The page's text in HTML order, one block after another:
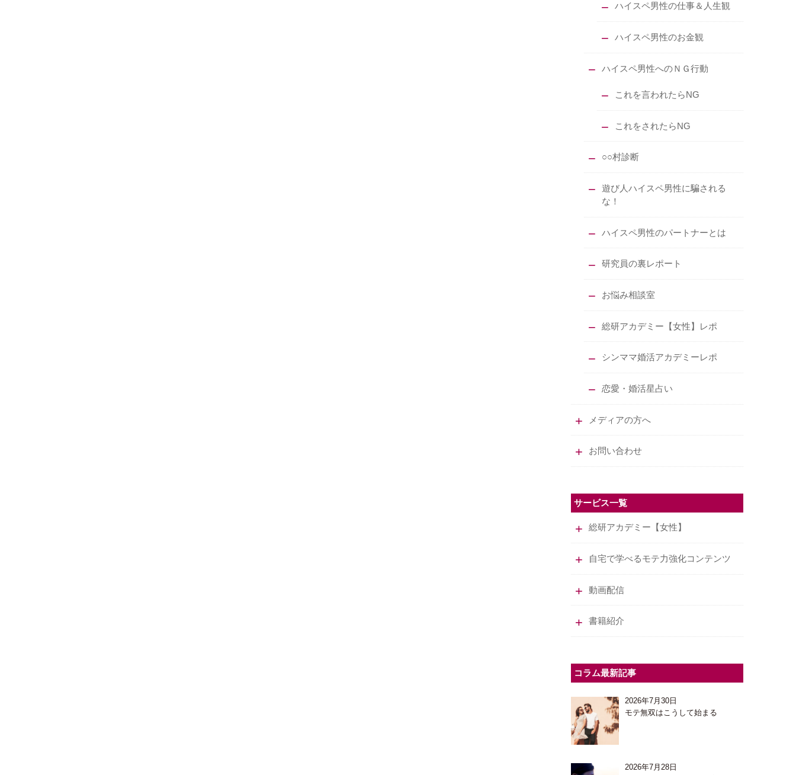
ハイスペ男性の仕事＆人生観
ハイスペ男性のお金観
ハイスペ男性へのＮＧ行動
これを言われたらNG
これをされたらNG
○○村診断
遊び人ハイスペ男性に騙される
な！
ハイスペ男性のパートナーとは
研究員の裏レポート
お悩み相談室
総研アカデミー【女性】レポ
シンママ婚活アカデミーレポ
恋愛・婚活星占い
メディアの方へ
お問い合わせ
サービス一覧
総研アカデミー【女性】
自宅で学べるモテ力強化コンテンツ
動画配信
書籍紹介
コラム最新記事
2026年7月30日
モテ無双はこうして始まる
2026年7月28日